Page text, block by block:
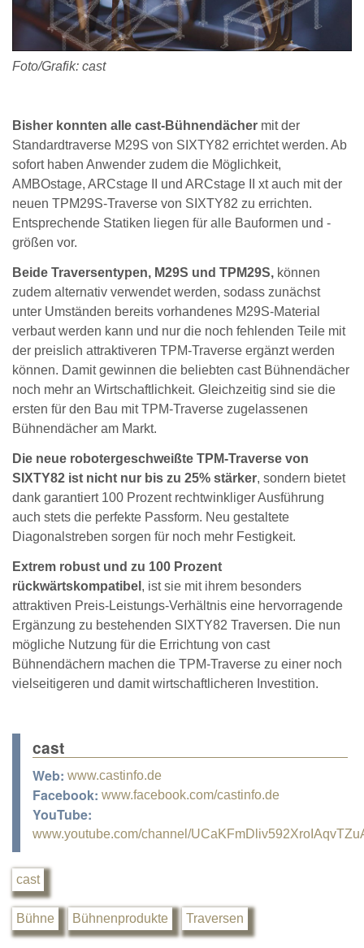
Foto/Grafik: cast
Bisher konnten alle cast-Bühnendächer mit der
Standardtraverse M29S von SIXTY82 errichtet werden. Ab
sofort haben Anwender zudem die Möglichkeit,
AMBOstage, ARCstage II und ARCstage II xt auch mit der
neuen TPM29S-Traverse von SIXTY82 zu errichten.
Entsprechende Statiken liegen für alle Bauformen und -
größen vor.
Beide Traversentypen, M29S und TPM29S, können
zudem alternativ verwendet werden, sodass zunächst
unter Umständen bereits vorhandenes M29S-Material
verbaut werden kann und nur die noch fehlenden Teile mit
der preislich attraktiveren TPM-Traverse ergänzt werden
können. Damit gewinnen die beliebten cast Bühnendächer
noch mehr an Wirtschaftlichkeit. Gleichzeitig sind sie die
ersten für den Bau mit TPM-Traverse zugelassenen
Bühnendächer am Markt.
Die neue robotergeschweißte TPM-Traverse von
SIXTY82 ist nicht nur bis zu 25% stärker, sondern bietet
dank garantiert 100 Prozent rechtwinkliger Ausführung
auch stets die perfekte Passform. Neu gestaltete
Diagonalstreben sorgen für noch mehr Festigkeit.
Extrem robust und zu 100 Prozent
rückwärtskompatibel , ist sie mit ihrem besonders
attraktiven Preis-Leistungs-Verhältnis eine hervorragende
Ergänzung zu bestehenden SIXTY82 Traversen. Die nun
mögliche Nutzung für die Errichtung von cast
Bühnendächern machen die TPM-Traverse zu einer noch
vielseitigeren und damit wirtschaftlicheren Investition.
cast
Web: www.castinfo.de
Facebook: www.facebook.com/castinfo.de
YouTube:
www.youtube.com/channel/
cast
Bühne Bühnenprodukte Traversen